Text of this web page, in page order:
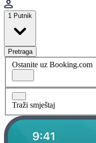
1 Putnik
Pretraga
Ostanite uz Booking.com
Traži smještaj